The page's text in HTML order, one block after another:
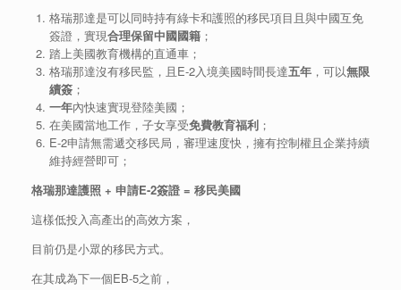
格瑞那達是可以同時持有綠卡和護照的移民項目且與中國互免
簽證，實現合理保留中國國籍；
踏上美國教育機構的直通車；
格瑞那達沒有移民監，且E-2入境美國時間長達五年，可以無限
續簽；
一年內快速實現登陸美國；
在美國當地工作，子女享受免費教育福利；
E-2申請無需遞交移民局，審理速度快，擁有控制權且企業持續
維持經營即可；
格瑞那達護照 + 申請E-2簽證 = 移民美國
這樣低投入高產出的高效方案，
目前仍是小眾的移民方式。
在其成為下一個EB-5之前，